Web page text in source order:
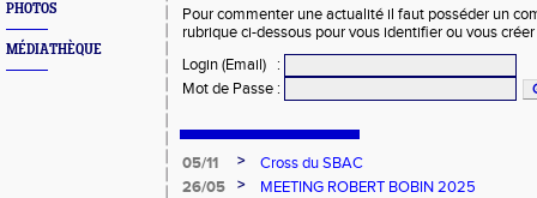
PHOTOS
MÉDIATHÈQUE
Pour commenter une actualité il faut posséder un
rubrique ci-dessous pour vous identifier ou vous
Login (Email)
:
Mot de Passe :
05/11 >
Cross du SBAC
26/05
>
MEETING ROBERT BOBIN 2025